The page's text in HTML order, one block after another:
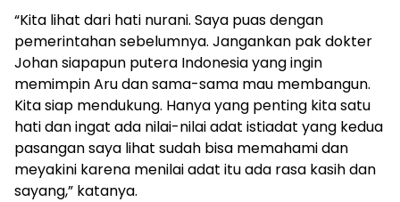
“Kita lihat dari hati nurani. Saya puas dengan
pemerintahan sebelumnya. Jangankan pak dokter
Johan siapapun putera Indonesia yang ingin
memimpin Aru dan sama-sama mau membangun.
Kita siap mendukung. Hanya yang penting kita satu
hati dan ingat ada nilai-nilai adat istiadat yang kedua
pasangan saya lihat sudah bisa memahami dan
meyakini karena menilai adat itu ada rasa kasih dan
sayang,” katanya.